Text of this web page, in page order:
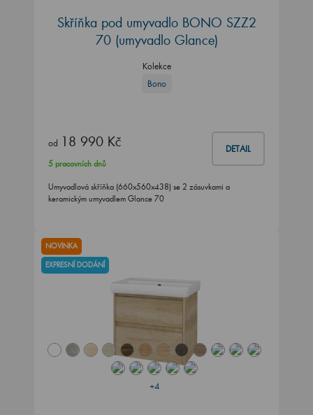
Skříňka pod umyvadlo BONO SZZ2
70 (umyvadlo Glance)
Kolekce
Bono
od 18 990 Kč DETAIL
5 pracovních dnů
Umyvadlová skříňka (660x560x438) se 2 zásuvkami a
keramickým umyvadlem Glance 70
+4
NOVINKA
EXPRESNÍ DODÁNÍ